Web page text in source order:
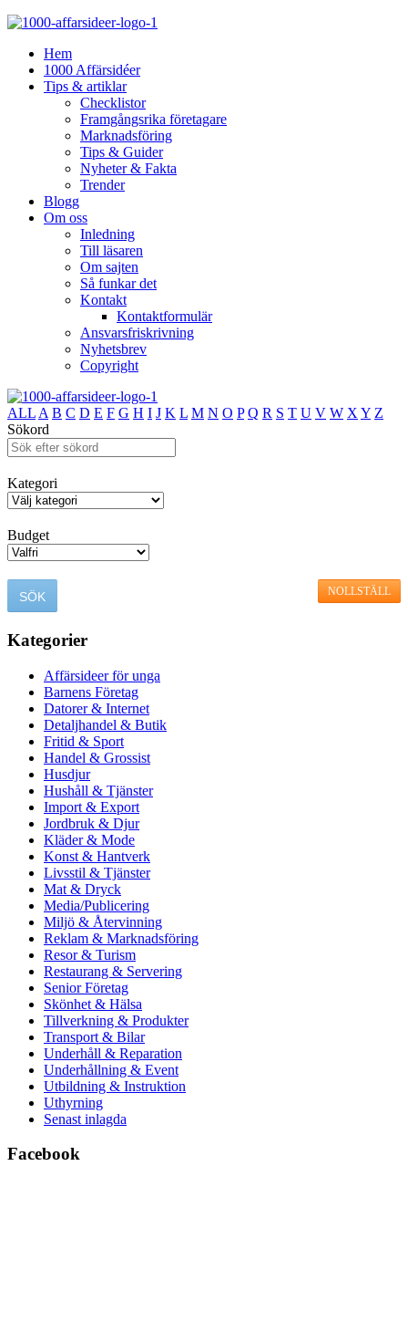
Hem
1000 Affärsidéer
Tips & artiklar
Checklistor
Framgångsrika företagare
Marknadsföring
Tips & Guider
Nyheter & Fakta
Trender
Blogg
Om oss
Inledning
Till läsaren
Om sajten
Så funkar det
Kontakt
Kontaktformulär
Ansvarsfriskrivning
Nyhetsbrev
Copyright
ALL A B C D E F G H I J K L M N O P Q R S T U V W X Y Z
Sökord
Kategori
Budget
NOLLSTÄLL
Kategorier
Affärsideer för unga
Barnens Företag
Datorer & Internet
Detaljhandel & Butik
Fritid & Sport
Handel & Grossist
Husdjur
Hushåll & Tjänster
Import & Export
Jordbruk & Djur
Kläder & Mode
Konst & Hantverk
Livsstil & Tjänster
Mat & Dryck
Media/Publicering
Miljö & Återvinning
Reklam & Marknadsföring
Resor & Turism
Restaurang & Servering
Senior Företag
Skönhet & Hälsa
Tillverkning & Produkter
Transport & Bilar
Underhåll & Reparation
Underhållning & Event
Utbildning & Instruktion
Uthyrning
Senast inlagda
Facebook